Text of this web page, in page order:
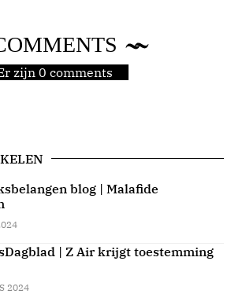
zijn 0 comments
blog | Malafide
| Z Air krijgt toestemming
2024